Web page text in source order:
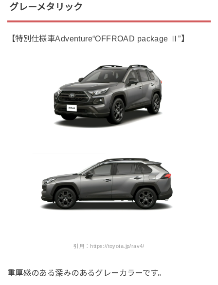
グレーメタリック
【特別仕様車Adventure“OFFROAD package Ⅱ”】
引用：https://toyota.jp/rav4/
重厚感のある深みのあるグレーカラーです。